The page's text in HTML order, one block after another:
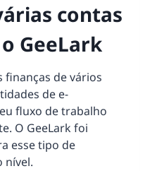
contas
GeeLark
finanças de vários
de e-
fluxo de trabalho
O GeeLark foi
esse tipo de
nível.